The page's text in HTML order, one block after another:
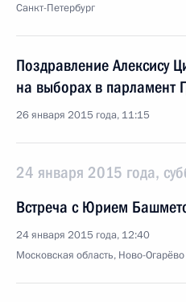
Санкт-Петербург
Поздравление Алексису
на выборах в парламент
26 января 2015 года, 11:15
24 января 2015 года,
Встреча с Юрием
24 января 2015 года, 12:40
Московская область, Ново-Огарёво